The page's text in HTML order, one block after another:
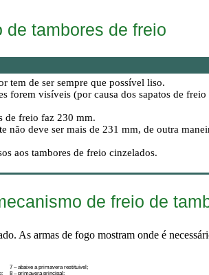
de tambores de freio
tem de ser sempre que possível liso.
forem visíveis (por causa dos sapatos de freio
de freio faz 230 mm.
não deve ser mais de 231 mm, de outra
aos tambores de freio cinzelados.
de freio de
As armas de fogo mostram onde é
7 – abaixe a primavera restituível;
8 – primavera principal;